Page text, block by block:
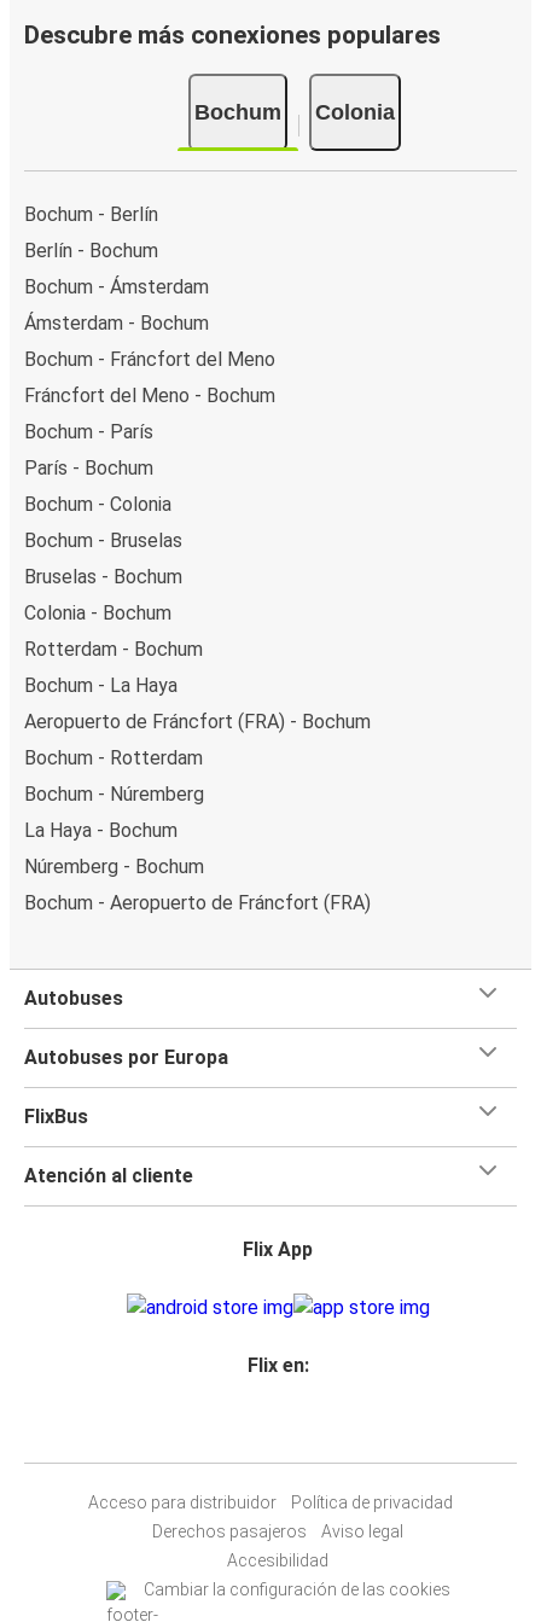
Descubre más conexiones populares
Bochum Colonia
Bochum - Berlín
Berlín - Bochum
Bochum - Ámsterdam
Ámsterdam - Bochum
Bochum - Fráncfort del Meno
Fráncfort del Meno - Bochum
Bochum - París
París - Bochum
Bochum - Colonia
Bochum - Bruselas
Bruselas - Bochum
Colonia - Bochum
Rotterdam - Bochum
Bochum - La Haya
Aeropuerto de Fráncfort (FRA) - Bochum
Bochum - Rotterdam
Bochum - Núremberg
La Haya - Bochum
Núremberg - Bochum
Bochum - Aeropuerto de Fráncfort (FRA)
Autobuses
Autobuses por Europa
FlixBus
Atención al cliente
Flix App
Flix en:
Acceso para distribuidor
Política de privacidad
Derechos pasajeros
Aviso legal
Accesibilidad
Cambiar la configuración de las cookies